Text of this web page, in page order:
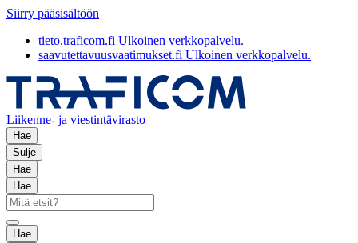
Siirry pääsisältöön
tieto.traficom.fi Ulkoinen verkkopalvelu.
saavutettavuusvaatimukset.fi Ulkoinen verkkopalvelu.
Liikenne- ja viestintävirasto
Hae
Sulje
Hae
Hae
Hae